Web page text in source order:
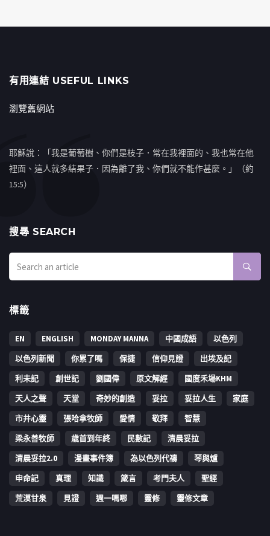
有用連結 USEFUL LINKS
瀏覽舊網站
耶穌說：「我是葡萄樹、你們是枝子．常在我裡面的、我也常在他
裡面、這人就多結果子．因為離了我、你們就不能作甚麼。」（約
15:5）
搜㝷 SEARCH
標籤
EN ENGLISH MONDAY MANNA 中國成語
以色列
以色列新聞
你累了嗎 保捷 信仰見證
出埃及記
利未記
創世記 劉國偉 原文解經
國度禾場KHM
天人之聲
天堂 奇妙的創造 妥拉 妥拉人生
家庭
市井心靈
張哈拿牧師 愛情 敬拜
智慧
梁永善牧師
歳首到年終 民數記
清晨妥拉
清晨妥拉2.0
漫畫事件簿 為以色列代禱
琴與爐
申命記
真理 知識 箴言 考門夫人
聖經
荒漠甘泉
見證 週一嗎哪 靈修 靈修文章